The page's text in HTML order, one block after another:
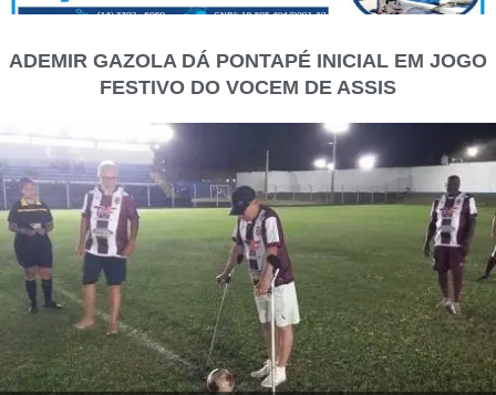
ADEMIR GAZOLA DÁ PONTAPÉ INICIAL EM JOGO
FESTIVO DO VOCEM DE ASSIS